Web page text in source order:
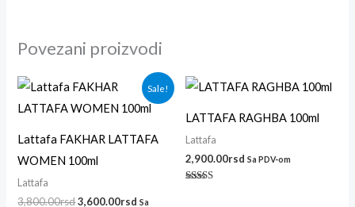
Povezani proizvodi
Sale!
Lattafa FAKHAR LATTAFA
WOMEN 100ml
Lattafa
3,800.00rsd
Originalna
cena
je
3,800.00rsd.
3,600.00rsd
Trenutna
cena
je:
3,600.00rsd.
Sa
LATTAFA RAGHBA 100ml
Lattafa
2,900.00rsd Sa PDV-om